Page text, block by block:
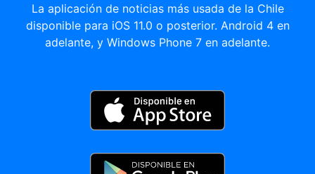
La aplicación de noticias más usada de la Chile
disponible para iOS 11.0 o posterior. Android 4 en
adelante, y Windows Phone 7 en adelante.